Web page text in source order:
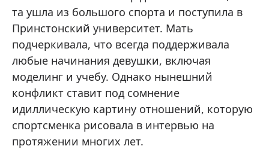
та ушла из большого спорта и поступила в
Принстонский университет. Мать
подчеркивала, что всегда поддерживала
любые начинания девушки, включая
моделинг и учебу. Однако нынешний
конфликт ставит под сомнение
идиллическую картину отношений, которую
спортсменка рисовала в интервью на
протяжении многих лет.